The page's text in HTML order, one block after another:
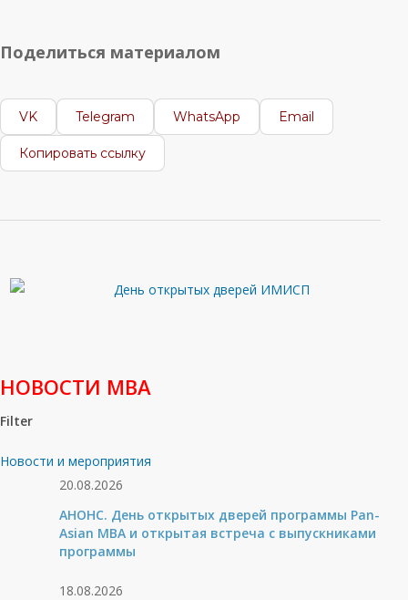
Поделиться материалом
VK Telegram WhatsApp Email
Копировать ссылку
НОВОСТИ МВА
Filter
Новости и мероприятия
20.08.2026
АНОНС. День открытых дверей программы Pan-
Asian MBA и открытая встреча с выпускниками
программы
18.08.2026